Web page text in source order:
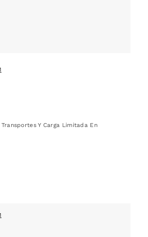
Transportes Y Carga Limitada En